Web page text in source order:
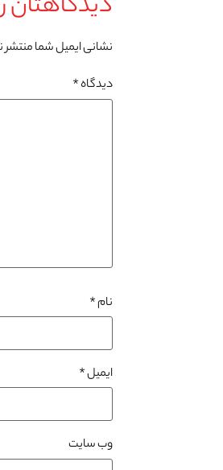
نشانی ایمیل شما
دیدگاه*
نام*
ایمیل*
وب‌ سایت